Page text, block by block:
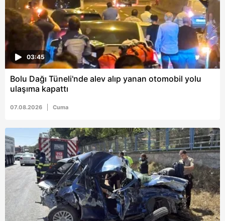
hazırlanmış Aydınlatma Metnimizi okumak ve sitemizde
ilgili mevzuata uygun olarak kullanılan çerezlerle ilgili bilgi
almak için lütfentıklayınız.
03:45
Bolu Dağı Tüneli'nde alev alıp yanan otomobil yolu
ulaşıma kapattı
07.08.2026 Cuma